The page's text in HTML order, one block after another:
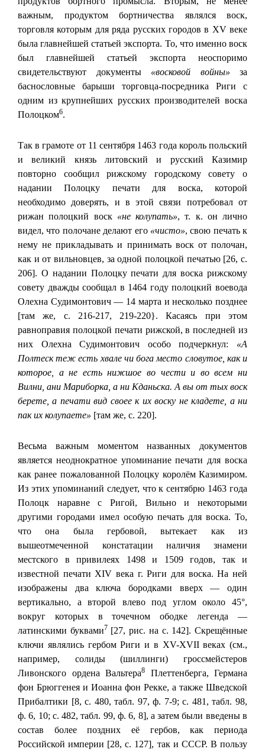
важным, продуктом бортничества являлся воск,
торговля которым для ряда русских городов в XV веке
была главнейшей статьей экспорта. То, что именно воск
был главнейшей статьей экспорта неоспоримо
свидетельствуют документы «восковой войны» за
баснословные барыши торговца-посредника Риги с
одним из крупнейших русских производителей воска
Полоцком6.
Так в грамоте от 11 сентября 1463 года король польский
и великий князь литовский и русский Казимир
повторно сообщил рижскому городскому совету о
надании Полоцку печати для воска, которой
необходимо доверять, и в этой связи потребовал от
рижан полоцкий воск «не колупать», т. к. он лично
видел, что полочане делают его «чисто», свою печать к
нему не прикладывать и принимать воск от полочан,
как и от вильновцев, за одной полоцкой печатью [26, с.
206]. О надании Полоцку печати для воска рижскому
совету дважды сообщал в 1464 году полоцкий воевода
Олехна Судимонтович — 14 марта и несколько позднее
[там же, с. 216-217, 219-220}. Касаясь при этом
равноправия полоцкой печати рижской, в последней из
них Олехна Судимонтович особо подчеркнул: «А
Полтеск теж есть хвале чи бога место словутое, как и
которое, а не есть нижшое во чести и во всем ни
Вилни, ани Мариборка, а ни Кданьска. А вы от тых воск
берете, а печати вид своее к их воску не кладете, а ни
пак их колупаете» [там же, с. 220].
Весьма важным моментом названных документов
является неоднократное упоминание печати для воска
как ранее пожалованной Полоцку королём Казимиром.
Из этих упоминаний следует, что к сентябрю 1463 года
Полоцк наравне с Ригой, Вильно и некоторыми
другими городами имел особую печать для воска. То,
что она была гербовой, вытекает как из
вышеотмеченной констатации наличия знамени
местского в привилеях 1498 и 1509 годов, так и
известной печати XIV века г. Риги для воска. На ней
изображены два ключа бородками вверх — один
вертикально, а второй влево под углом около 45°,
вокруг которых в точечном ободке легенда —
латинскими буквами7 [27, рис. на с. 142]. Скрещённые
ключи являлись гербом Риги и в XV-XVII веках (см.,
например, солиды (шиллинги) гроссмейстеров
Ливонского ордена Вальтера8
Плеттенберга, Германа
фон Брюггенея и Иоанна фон Рекке, а также Шведской
Прибалтики [8, с. 480, табл. 97, ф. 7-9; с. 481, табл. 98,
ф. 6, 10; с. 482, табл. 99, ф. 6, 8], а затем были введены в
состав более поздних её гербов, как периода
Российской империи [28, с. 127], так и СССР. В пользу